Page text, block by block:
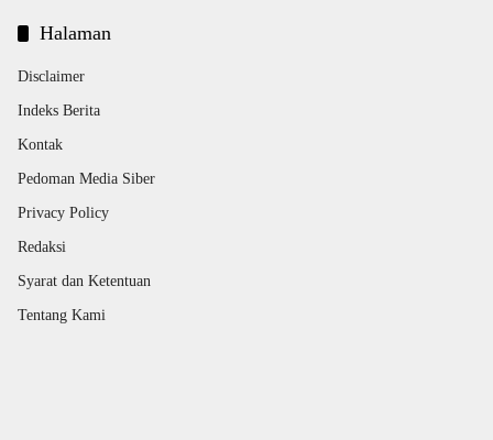
Halaman
Disclaimer
Indeks Berita
Kontak
Pedoman Media Siber
Privacy Policy
Redaksi
Syarat dan Ketentuan
Tentang Kami